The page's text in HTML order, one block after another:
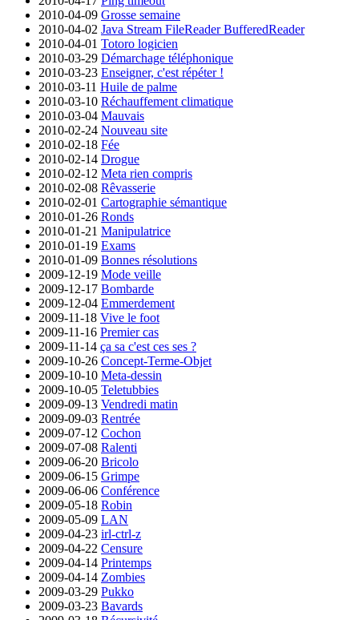
2010-04-09 Grosse semaine
2010-04-02 Java Stream FileReader BufferedReader
2010-04-01 Totoro logicien
2010-03-29 Démarchage téléphonique
2010-03-23 Enseigner, c'est répéter !
2010-03-11 Huile de palme
2010-03-10 Réchauffement climatique
2010-03-04 Mauvais
2010-02-24 Nouveau site
2010-02-18 Fée
2010-02-14 Drogue
2010-02-12 Meta rien compris
2010-02-08 Rêvasserie
2010-02-01 Cartographie sémantique
2010-01-26 Ronds
2010-01-21 Manipulatrice
2010-01-19 Exams
2010-01-09 Bonnes résolutions
2009-12-19 Mode veille
2009-12-17 Bombarde
2009-12-04 Emmerdement
2009-11-18 Vive le foot
2009-11-16 Premier cas
2009-11-14 ça sa c'est ces ses ?
2009-10-26 Concept-Terme-Objet
2009-10-10 Meta-dessin
2009-10-05 Teletubbies
2009-09-13 Vendredi matin
2009-09-03 Rentrée
2009-07-12 Cochon
2009-07-08 Ralenti
2009-06-20 Bricolo
2009-06-15 Grimpe
2009-06-06 Conférence
2009-05-18 Robin
2009-05-09 LAN
2009-04-23 irl-ctrl-z
2009-04-22 Censure
2009-04-14 Printemps
2009-04-14 Zombies
2009-03-29 Pukko
2009-03-23 Bavards